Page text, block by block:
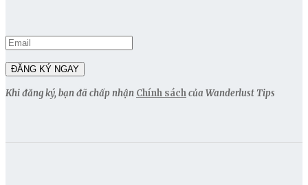
Khi đăng ký, bạn đã chấp nhận Chính sáchcủa Wanderlust Tips